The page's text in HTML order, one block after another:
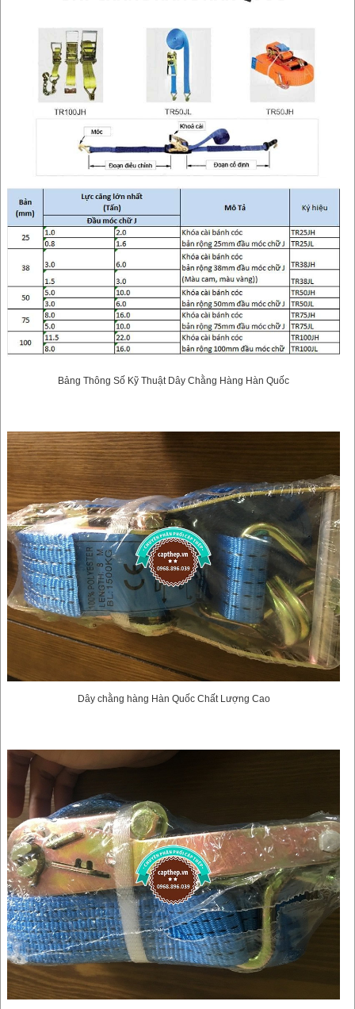
Bảng Thông Số Kỹ Thuật Dây Chằng Hàng Hàn Quốc
Dây chằng hàng Hàn Quốc Chất Lượng Cao